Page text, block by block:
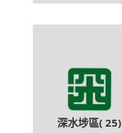
深水埗區( 25)